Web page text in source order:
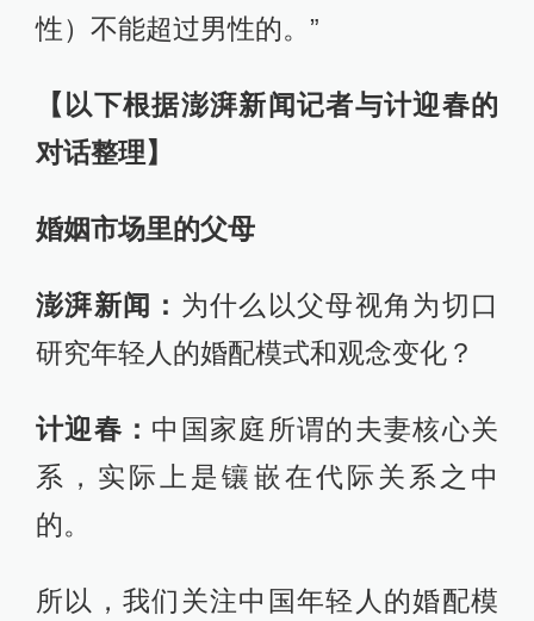
性）不能超过男性的。”
【以下根据澎湃新闻记者与计迎春的
对话整理】
婚姻市场里的父母
澎湃新闻： 为什么以父母视角为切口
研究年轻人的婚配模式和观念变化？
计迎春： 中国家庭所谓的夫妻核心关
系，实际上是镶嵌在代际关系之中
的。
所以，我们关注中国年轻人的婚配模